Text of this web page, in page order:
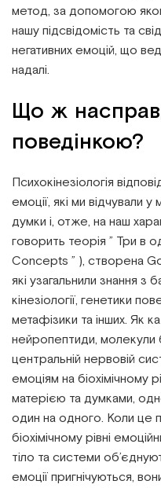
метод, за допомогою
нашу підсвідомість та
негативних емоцій, що
надалі.
Що ж
поведінкою?
Психокінезіологія
емоції, які ми відчували
думки і, отже, на наш
говорить теорія ” Три в
Concepts ” ), створена
які узагальнили знання з
кінезіології, генетики
метафізики та інших. Як
нейропептиди, молекули
центральній нервовій
емоціям на біохімічному
матерією та думками,
один на одного. Коли це
біохімічному рівні
тіло та системи
емоції пригнічуються,